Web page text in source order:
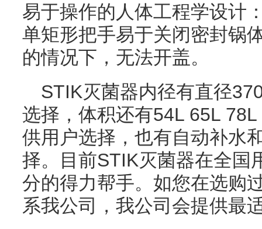
易于操作的人体工程学设计
单矩形把手易于关闭密封锅
的情况下，无法开盖。
STIK灭菌器内径有直径
选择，体积还有54L 65L
供用户选择，也有自动补水
择。目前STIK灭菌器在全国
分的得力帮手。如您在选购
系我公司，我公司会提供最